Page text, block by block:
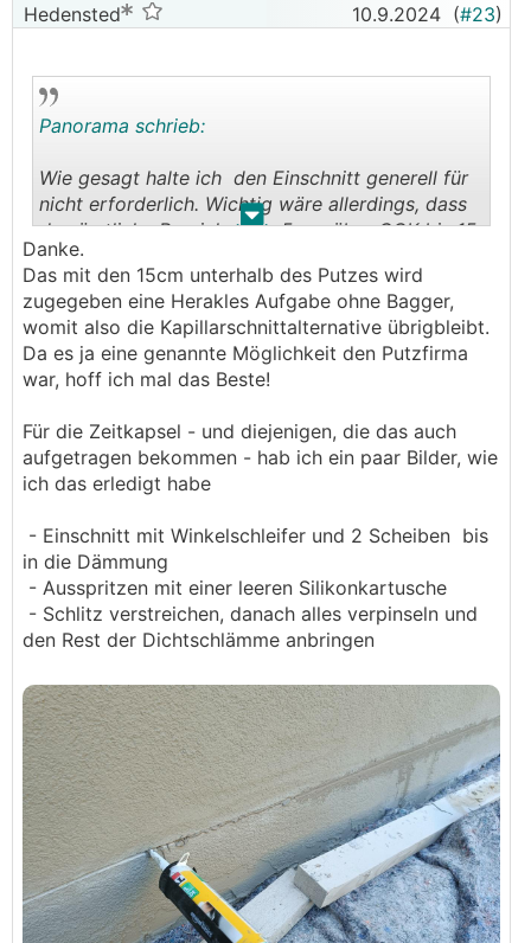
Hedensted 10.9.2024 (#23)
. .
Panorama schrieb:
Wie gesagt halte ich den Einschnitt generell für
nicht erforderlich. Wichtig wäre allerdings, dass
du sämtliche Bereiche von 5 cm über GOK bis 15
cm unterhalb des Bereiches in dem der Putz
endet (also unterhalb GOK) durch einen
zweimaligen Anstrich mit der
zweikomponentigen Dichtschlämme abdichtest
(siehe auch Post Nr. 6 vom 30.08.24). Damit bist
du auf der sicheren Seite.
Danke.
Das mit den 15cm unterhalb des Putzes wird
zugegeben eine Herakles Aufgabe ohne Bagger,
womit also die Kapillarschnittalternative übrigbleibt.
Da es ja eine genannte Möglichkeit den Putzfirma
war, hoff ich mal das Beste!
Für die Zeitkapsel - und diejenigen, die das auch
aufgetragen bekommen - hab ich ein paar Bilder, wie
ich das erledigt habe
- Einschnitt mit Winkelschleifer und 2 Scheiben bis
in die Dämmung
- Ausspritzen mit einer leeren Silikonkartusche
- Schlitz verstreichen, danach alles verpinseln und
den Rest der Dichtschlämme anbringen